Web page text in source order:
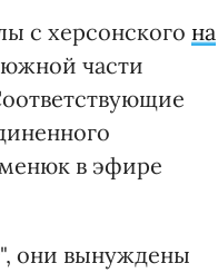
с херсонского на
южной части
в эфире
они вынуждены